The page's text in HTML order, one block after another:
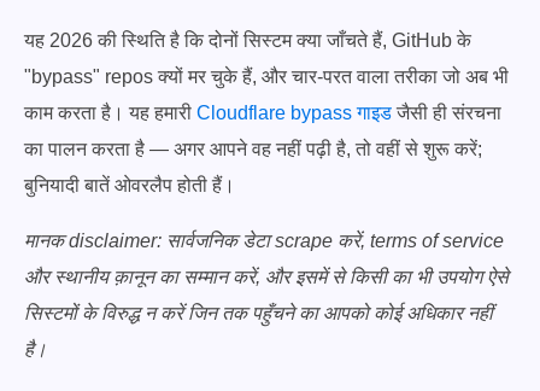
यह 2026 की स्थिति है कि दोनों सिस्टम क्या जाँचते हैं, GitHub के
"bypass" repos क्यों मर चुके हैं, और चार-परत वाला तरीका जो अब भी
काम करता है। यह हमारी Cloudflare bypass गाइडजैसी ही संरचना
का पालन करता है — अगर आपने वह नहीं पढ़ी है, तो वहीं से शुरू करें;
बुनियादी बातें ओवरलैप होती हैं।
मानक disclaimer: सार्वजनिक डेटा scrape करें, terms of service
और स्थानीय क़ानून का सम्मान करें, और इसमें से किसी का भी उपयोग ऐसे
सिस्टमों के विरुद्ध न करें जिन तक पहुँचने का आपको कोई अधिकार नहीं
है।